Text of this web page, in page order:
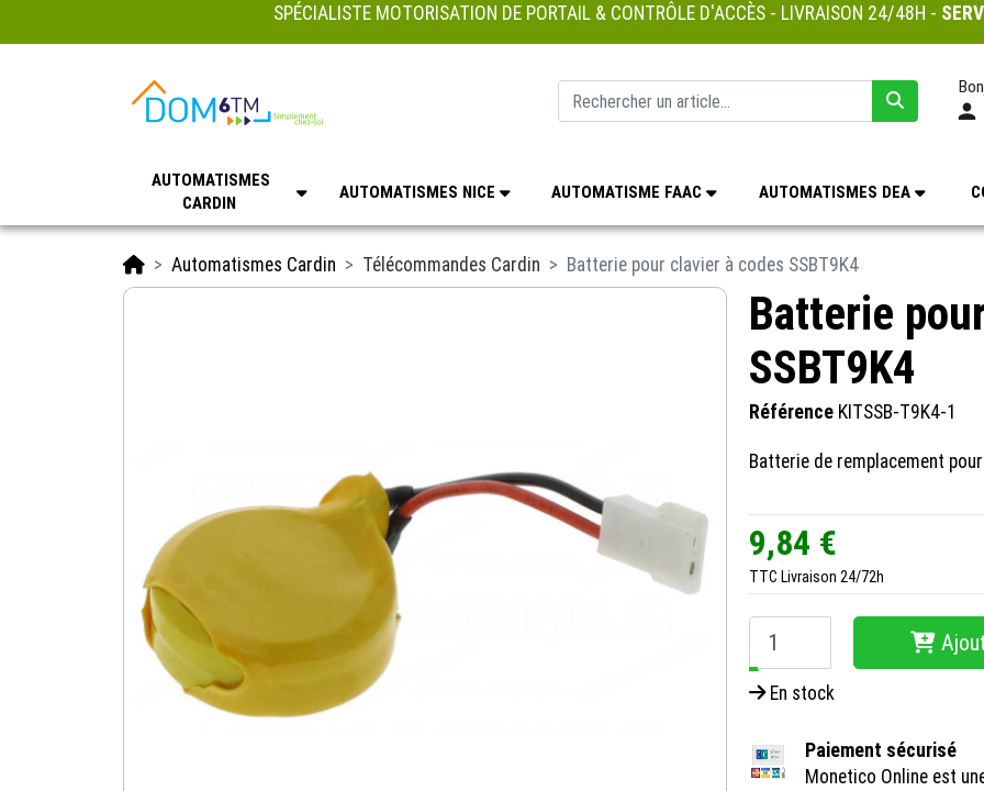
SPÉCIALISTE MOTORISATION DE PORTAIL & CONTRÔLE D'ACCÈS - LIVRAISON 24/48H -
AUTOMATISMES
CARDIN
AUTOMATISMES NICE AUTOMATISME FAAC AUTOMATISMES DEA
AccueilAutomatismes Cardin Télécommandes Cardin Batterie pour clavier à codes SSBT9K4
Batterie
SSBT9K4
Référence KITSSB-T9K4-1
Batterie de remplacement
9,84 €
TTC Livraison 24/72h
−
En stock
Paiement sécurisé
Monetico Online est